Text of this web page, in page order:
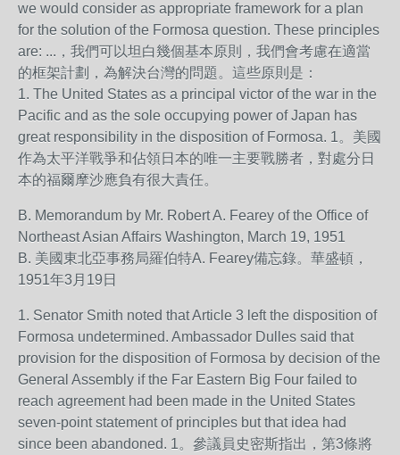
we would consider as appropriate framework for a plan
for the solution of the Formosa question. These principles
are: ...，我們可以坦白幾個基本原則，我們會考慮在適當
的框架計劃，為解決台灣的問題。這些原則是：
1. The United States as a principal victor of the war in the
Pacific and as the sole occupying power of Japan has
great responsibility in the disposition of Formosa. 1。美國
作為太平洋戰爭和佔領日本的唯一主要戰勝者，對處分日
本的福爾摩沙應負有很大責任。
B. Memorandum by Mr. Robert A. Fearey of the Office of
Northeast Asian Affairs Washington, March 19, 1951
B. 美國東北亞事務局羅伯特A. Fearey備忘錄。華盛頓，
1951年3月19日
1. Senator Smith noted that Article 3 left the disposition of
Formosa undetermined. Ambassador Dulles said that
provision for the disposition of Formosa by decision of the
General Assembly if the Far Eastern Big Four failed to
reach agreement had been made in the United States
seven-point statement of principles but that idea had
since been abandoned. 1。參議員史密斯指出，第3條將